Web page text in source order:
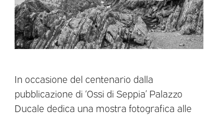
In occasione del centenario dalla
pubblicazione di ‘Ossi di Seppia’ Palazzo
Ducale dedica una mostra fotografica alle